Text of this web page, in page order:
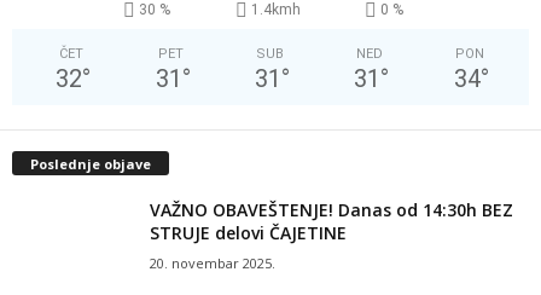
30 % 1.4kmh 0 %
ČET
32°
PET
31 °
SUB
31 °
NED
31 °
PON
34°
Poslednje objave
VAŽNO OBAVEŠTENJE! Danas od 14:30h BEZ
STRUJE delovi ČAJETINE
20. novembar 2025.